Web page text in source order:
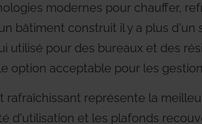
modernes pour chauffer,
bâtiment construit il y a plus d'un
utilisé pour des bureaux et des
option acceptable pour les
représente la
d'utilisation et les plafonds